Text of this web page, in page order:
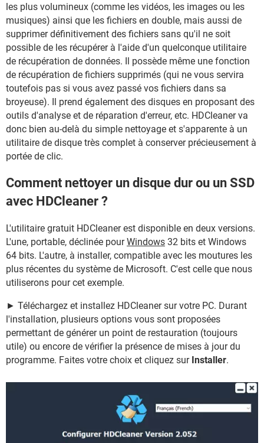
les plus volumineux (comme les vidéos, les images ou les
musiques) ainsi que les fichiers en double, mais aussi de
supprimer définitivement des fichiers sans qu'il ne soit
possible de les récupérer à l'aide d'un quelconque utilitaire
de récupération de données. Il possède même une fonction
de récupération de fichiers supprimés (qui ne vous servira
toutefois pas si vous avez passé vos fichiers dans sa
broyeuse). Il prend également des disques en proposant des
outils d'analyse et de réparation d'erreur, etc. HDCleaner va
donc bien au-delà du simple nettoyage et s'apparente à un
utilitaire de disque très complet à conserver précieusement à
portée de clic.
Comment nettoyer un disque dur ou un SSD
avec HDCleaner ?
L'utilitaire gratuit HDCleaner est disponible en deux versions.
L'une, portable, déclinée pourWindows 32 bits et Windows
64 bits. L'autre, à installer, compatible avec les moutures les
plus récentes du système de Microsoft. C'est celle que nous
utiliserons pour cet exemple.
► Téléchargez et installez HDCleaner sur votre PC. Durant
l'installation, plusieurs options vous sont proposées
permettant de générer un point de restauration (toujours
utile) ou encore de vérifier la présence de mises à jour du
programme. Faites votre choix et cliquez sur Installer.